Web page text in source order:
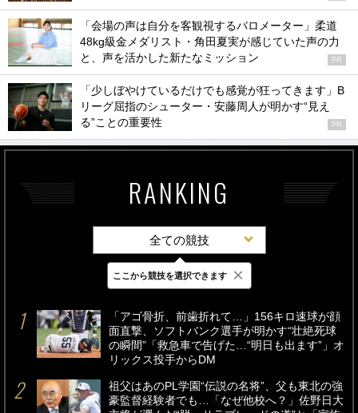
「会場の声は自分を客観視するバロメーター」柔道
48kg級金メダリスト・角田夏実が感じていた声の力
と、声を活かした新たなミッション
PR
「少しぼやけているだけでも感覚が狂ってきます」B
リーグ屈指のシューター・安藤周人が明かす“見え
る”ことの重要性
PR
RANKING
全ての競技
最新 24時間 週間
「アゴ骨折、前歯折れて…」156キロ速球が顔
面直撃、ソフトバンク選手が明かす“壮絶死球
の瞬間”「救急車で告げた…“明日も出ます”」オ
リックス投手からDM
祖父はあのPL学園“伝説の名将”、父も東北の強
豪監督経験者でも…「なぜ他校へ？」佐野日大
ここから競技を選択できます ×